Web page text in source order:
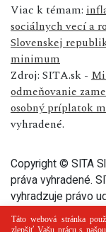
Viac k témam:
sociálnych vecí a
Slovenskej
minimum
Zdroj: SITA.sk -
odmeňovanie
osobný príplatok
vyhradené.
Copyright © SITA
práva vyhradené.
vyhradzuje právo